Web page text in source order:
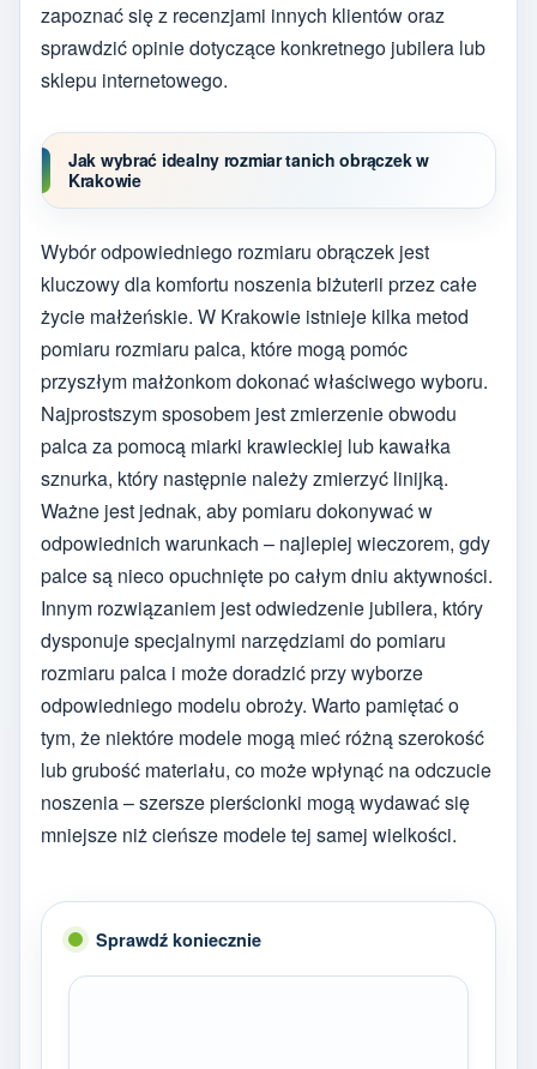
zapoznać się z recenzjami innych klientów oraz
sprawdzić opinie dotyczące konkretnego jubilera lub
sklepu internetowego.
Jak wybrać idealny rozmiar tanich obrączek w
Krakowie
Wybór odpowiedniego rozmiaru obrączek jest
kluczowy dla komfortu noszenia biżuterii przez całe
życie małżeńskie. W Krakowie istnieje kilka metod
pomiaru rozmiaru palca, które mogą pomóc
przyszłym małżonkom dokonać właściwego wyboru.
Najprostszym sposobem jest zmierzenie obwodu
palca za pomocą miarki krawieckiej lub kawałka
sznurka, który następnie należy zmierzyć linijką.
Ważne jest jednak, aby pomiaru dokonywać w
odpowiednich warunkach – najlepiej wieczorem, gdy
palce są nieco opuchnięte po całym dniu aktywności.
Innym rozwiązaniem jest odwiedzenie jubilera, który
dysponuje specjalnymi narzędziami do pomiaru
rozmiaru palca i może doradzić przy wyborze
odpowiedniego modelu obroży. Warto pamiętać o
tym, że niektóre modele mogą mieć różną szerokość
lub grubość materiału, co może wpłynąć na odczucie
noszenia – szersze pierścionki mogą wydawać się
mniejsze niż cieńsze modele tej samej wielkości.
Sprawdź koniecznie